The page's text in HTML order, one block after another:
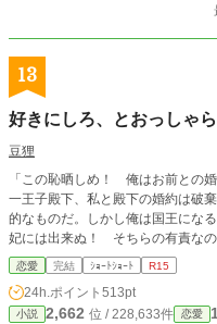
13
好きにしろ、とおっしゃ
豆狸
「この恥晒しめ！ 俺はお前との
一王子殿下、私と殿下の婚約は破
的なものだ。しかし俺は国王にな
妃には出来ぬ！ そちらの有責なの
恋愛 完結 ｼｮｰﾄｼｮｰﾄ R15
24h.ポイント 513pt
小説 2,662 位 / 228,633件 恋愛